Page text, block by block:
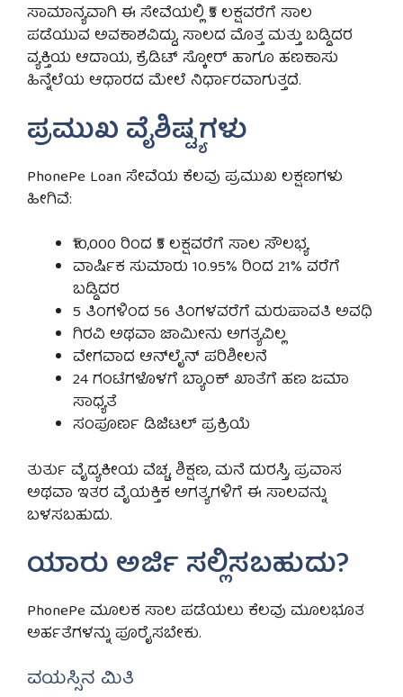
ಸಾಮಾನ್ಯವಾಗಿ ಈ ಸೇವೆಯಲ್ಲಿ ₹5 ಲಕ್ಷವರೆಗೆ ಸಾಲ
ಪಡೆಯುವ ಅವಕಾಶವಿದ್ದು, ಸಾಲದ ಮೊತ್ತ ಮತ್ತು ಬಡ್ಡಿದರ
ವ್ಯಕ್ತಿಯ ಆದಾಯ, ಕ್ರೆಡಿಟ್ ಸ್ಕೋರ್ ಹಾಗೂ ಹಣಕಾಸು
ಹಿನ್ನೆಲೆಯ ಆಧಾರದ ಮೇಲೆ ನಿರ್ಧಾರವಾಗುತ್ತದೆ.
ಪ್ರಮುಖ ವೈಶಿಷ್ಟ್ಯಗಳು
PhonePe Loan ಸೇವೆಯ ಕೆಲವು ಪ್ರಮುಖ ಲಕ್ಷಣಗಳು
ಹೀಗಿವೆ:
₹10,000 ರಿಂದ ₹5 ಲಕ್ಷವರೆಗೆ ಸಾಲ ಸೌಲಭ್ಯ
ವಾರ್ಷಿಕ ಸುಮಾರು 10.95% ರಿಂದ 21% ವರೆಗೆ
ಬಡ್ಡಿದರ
5 ತಿಂಗಳಿಂದ 56 ತಿಂಗಳವರೆಗೆ ಮರುಪಾವತಿ ಅವಧಿ
ಗಿರವಿ ಅಥವಾ ಜಾಮೀನು ಅಗತ್ಯವಿಲ್ಲ
ವೇಗವಾದ ಆನ್‌ಲೈನ್ ಪರಿಶೀಲನೆ
24 ಗಂಟೆಗಳೊಳಗೆ ಬ್ಯಾಂಕ್ ಖಾತೆಗೆ ಹಣ ಜಮಾ
ಸಾಧ್ಯತೆ
ಸಂಪೂರ್ಣ ಡಿಜಿಟಲ್ ಪ್ರಕ್ರಿಯೆ
ತುರ್ತು ವೈದ್ಯಕೀಯ ವೆಚ್ಚ, ಶಿಕ್ಷಣ, ಮನೆ ದುರಸ್ತಿ, ಪ್ರವಾಸ
ಅಥವಾ ಇತರ ವೈಯಕ್ತಿಕ ಅಗತ್ಯಗಳಿಗೆ ಈ ಸಾಲವನ್ನು
ಬಳಸಬಹುದು.
ಯಾರು ಅರ್ಜಿ ಸಲ್ಲಿಸಬಹುದು?
PhonePe ಮೂಲಕ ಸಾಲ ಪಡೆಯಲು ಕೆಲವು ಮೂಲಭೂತ
ಅರ್ಹತೆಗಳನ್ನು ಪೂರೈಸಬೇಕು.
ವಯಸ್ಸಿನ ಮಿತಿ